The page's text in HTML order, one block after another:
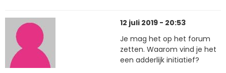
12 juli 2019 - 20:53
Je mag het op het forum
zetten. Waarom vind je het
een adderlijk initiatief?